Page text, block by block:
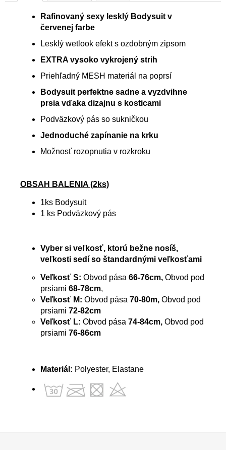
Rafinovaný sexy lesklý Bodysuit v
červenej farbe
Lesklý wetlook efekt s ozdobným zipsom
EXTRA vysoko vykrojený strih
Priehľadný MESH materiál na poprsí
Bodysuit perfektne sadne a vyzdvihne
prsia vďaka dizajnu s kosticami
Podväzkový pás so sukničkou
Jednoduché zapínanie na krku
Možnosť rozopnutia v rozkroku
OBSAH BALENIA (2ks)
1ks Bodysuit
1 ks Podväzkový pás
Vyber si veľkosť, ktorú bežne nosíš,
veľkosti sedí so štandardnými veľkosťami
Veľkosť S: Obvod pása 66-76cm, Obvod pod
prsiami 68-78cm,
Veľkosť M: Obvod pása 70-80m, Obvod pod
prsiami 72-82cm
Veľkosť L: Obvod pása 74-84cm, Obvod pod
prsiami 76-86cm
Materiál: Polyester, Elastane